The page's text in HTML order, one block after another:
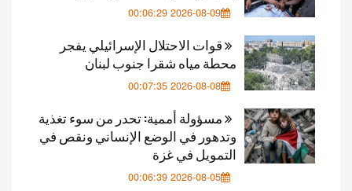
2026-08-09 00:06:29
قوات الاحتلال الإسرائيلي يفجر
محطة مياه شقرا جنوب لبنان
2026-08-08 00:07:35
مسؤولة أممية: تحدر من سوء تغذية
وتدهور في الوضع الإنساني ونقص في
التمويل في غزة
2026-08-05 00:06:39